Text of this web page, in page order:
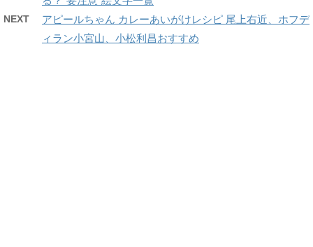
NEXT
アピールちゃん カレーあいがけレシピ 尾上右近、ホフデ
ィラン小宮山、小松利昌おすすめ